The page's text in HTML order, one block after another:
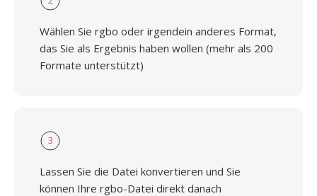
Wählen Sie rgbo oder irgendein anderes Format,
das Sie als Ergebnis haben wollen (mehr als 200
Formate unterstützt)
3
Lassen Sie die Datei konvertieren und Sie
können Ihre rgbo-Datei direkt danach